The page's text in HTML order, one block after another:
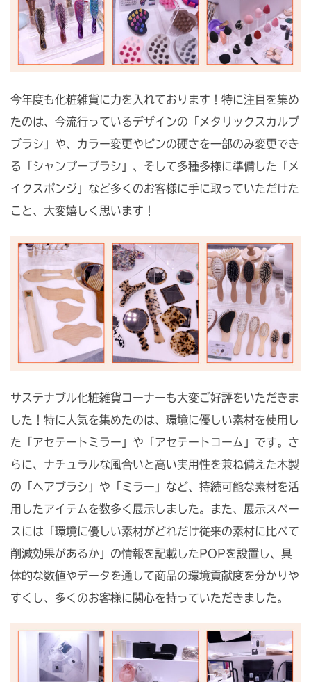
今年度も化粧雑貨に力を入れております！特に注目を集め
たのは、今流行っているデザインの「メタリックスカルプ
ブラシ」や、カラー変更やピンの硬さを一部のみ変更でき
る「シャンプーブラシ」、そして多種多様に準備した「メ
イクスポンジ」など多くのお客様に手に取っていただけた
こと、大変嬉しく思います！
サステナブル化粧雑貨コーナーも大変ご好評をいただきま
した！特に人気を集めたのは、環境に優しい素材を使用し
た「アセテートミラー」や「アセテートコーム」です。さ
らに、ナチュラルな風合いと高い実用性を兼ね備えた木製
の「ヘアブラシ」や「ミラー」など、持続可能な素材を活
用したアイテムを数多く展示しました。また、展示スペー
スには「環境に優しい素材がどれだけ従来の素材に比べて
削減効果があるか」の情報を記載したPOPを設置し、具
体的な数値やデータを通して商品の環境貢献度を分かりや
すくし、多くのお客様に関心を持っていただきました。